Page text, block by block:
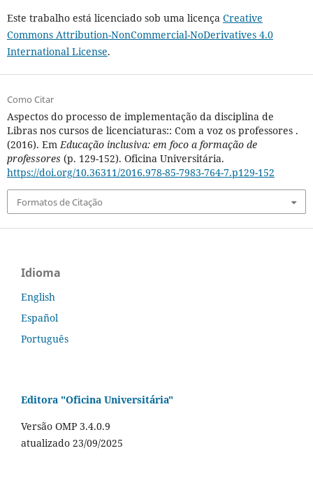
Este trabalho está licenciado sob uma licença Creative
Commons Attribution-NonCommercial-NoDerivatives 4.0
International License.
Como Citar
Aspectos do processo de implementação da disciplina de
Libras nos cursos de licenciaturas:: Com a voz os professores .
(2016). EmEducação inclusiva: em foco a formação de
professores (p. 129-152). Oficina Universitária.
https://doi.org/10.36311/2016.978-85-7983-764-7.p129-152
Formatos de Citação
Idioma
English
Español
Português
Editora "Oficina Universitária"
Versão OMP 3.4.0.9
atualizado 23/09/2025